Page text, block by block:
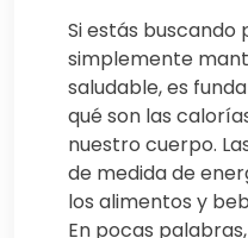
Si estás buscando
simplemente
saludable, es
qué son las
nuestro cuerpo.
de medida de
los alimentos y
En pocas